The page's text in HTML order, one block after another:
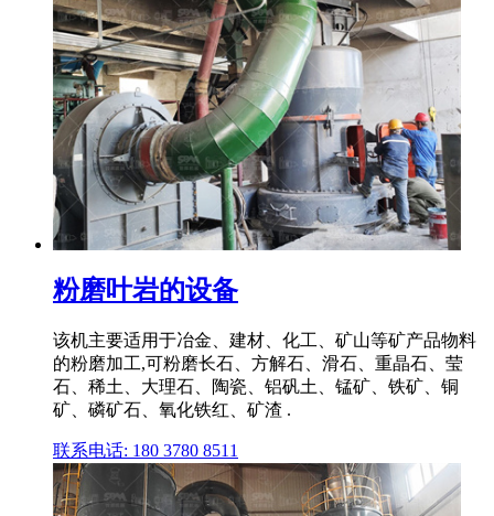
粉磨叶岩的设备
该机主要适用于冶金、建材、化工、矿山等矿产品物料
的粉磨加工,可粉磨长石、方解石、滑石、重晶石、莹
石、稀土、大理石、陶瓷、铝矾土、锰矿、铁矿、铜
矿、磷矿石、氧化铁红、矿渣 .
联系电话: 180 3780 8511